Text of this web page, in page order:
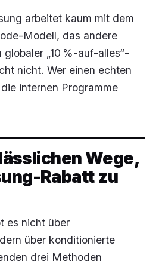
arbeitet kaum mit dem
Modell, das andere
„10 %-auf-alles“-
nicht. Wer einen echten
internen Programme
Wege,
Rabatt zu
es nicht über
über konditionierte
drei Methoden